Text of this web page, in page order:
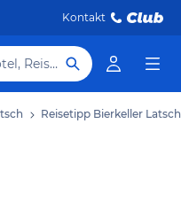
Kontakt
Hotel, Reiseziel
Reisetipp Bierkeller Latsch